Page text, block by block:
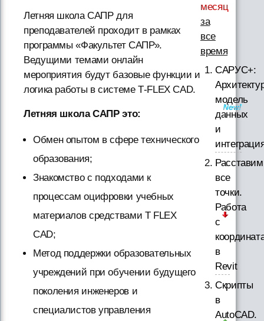
Летняя школа САПР для
преподавателей проходит в рамках
программы «Факультет САПР».
Ведущими темами онлайн
мероприятия будут базовые функции и
логика работы в системе T‑FLEX CAD.
Летняя школа САПР это:
Обмен опытом в сфере технического
образования;
Знакомство с подходами к
процессам оцифровки учебных
материалов средствами T FLEX
CAD;
Метод поддержки образовательных
учреждений при обучении будущего
поколения инженеров и
специалистов управления
месяц
за
все
время
САРУС+:
модель
данных
и
Расставим
все
точки.
Работа
с
в
Revit
Скрипты
в
AutoCAD.